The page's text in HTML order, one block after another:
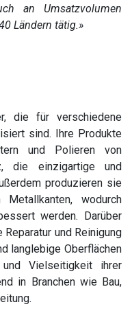
an Umsatzvolumen
Ländern tätig.»
die für verschiedene
sind. Ihre Produkte
und Polieren von
die einzigartige und
produzieren sie
wodurch
werden. Darüber
und Reinigung
langlebige Oberflächen
Vielseitigkeit ihrer
in Branchen wie Bau,